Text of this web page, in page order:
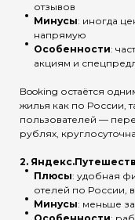
отзывов
Минусы: иногда
напрямую
Особенности:
акциям и
Booking остаётся
жилья как по России,
пользователей —
рублях,
2.
Плюсы: удобная
отелей по России,
Минусы: меньше